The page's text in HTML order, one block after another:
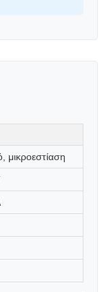
μικροεστίαση